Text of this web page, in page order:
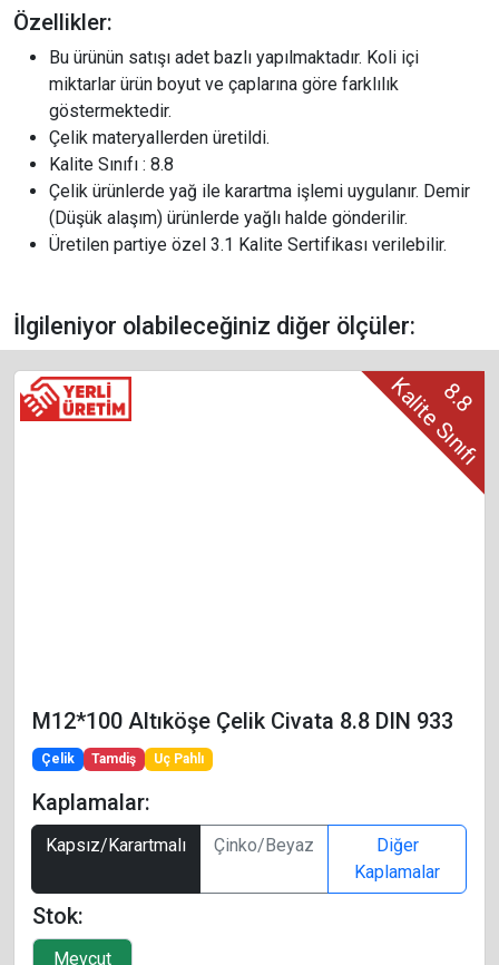
Özellikler:
Bu ürünün satışı adet bazlı yapılmaktadır. Koli içi
miktarlar ürün boyut ve çaplarına göre farklılık
göstermektedir.
Çelik materyallerden üretildi.
Kalite Sınıfı : 8.8
Çelik ürünlerde yağ ile karartma işlemi uygulanır. Demir
(Düşük alaşım) ürünlerde yağlı halde gönderilir.
Üretilen partiye özel 3.1 Kalite Sertifikası verilebilir.
İlgileniyor olabileceğiniz diğer ölçüler:
8.8
Kalite Sınıfı
M12*100 Altıköşe Çelik Civata 8.8 DIN 933
Çelik Tamdiş Uç Pahlı
Kaplamalar:
Kapsız/Karartmalı Çinko/Beyaz
Diğer
Kaplamalar
Stok: